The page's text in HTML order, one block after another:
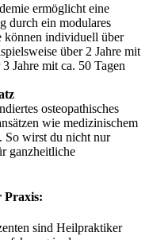
ermöglicht eine
durch ein modulares
können individuell über
über 2 Jahre mit
Jahre mit ca. 50 Tagen
osteopathisches
wie medizinischem
So wirst du nicht nur
ganzheitliche
Praxis:
sind Heilpraktiker